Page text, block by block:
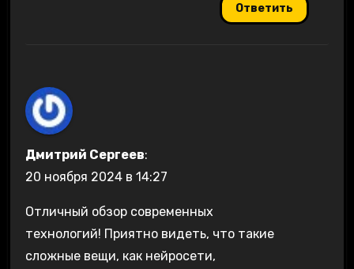
Ответить
Дмитрий Сергеев:
20 ноября 2024 в 14:27
Отличный обзор современных
технологий! Приятно видеть, что такие
сложные вещи, как нейросети,